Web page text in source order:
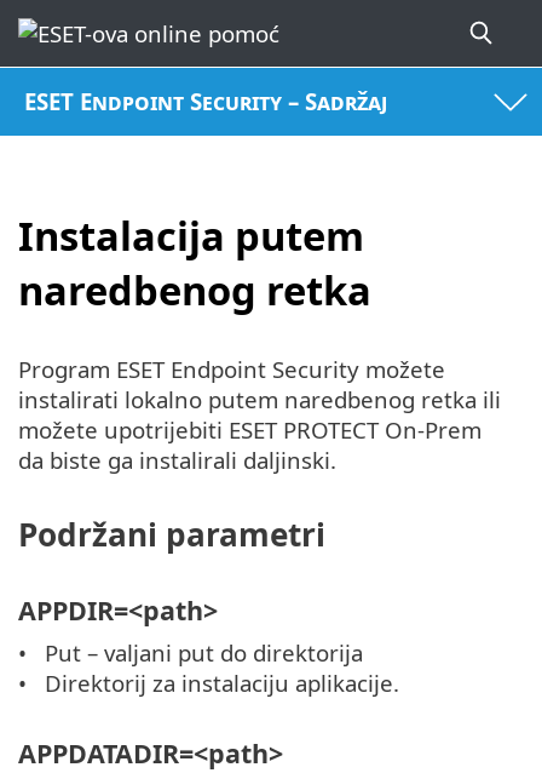
ESET Endpoint Security – Sadržaj
Instalacija putem
naredbenog retka
Program ESET Endpoint Security možete
instalirati lokalno putem naredbenog retka ili
možete upotrijebiti ESET PROTECT On-Prem
da biste ga instalirali daljinski.
Podržani parametri
APPDIR=<path>
Put – valjani put do direktorija
Direktorij za instalaciju aplikacije.
APPDATADIR=<path>